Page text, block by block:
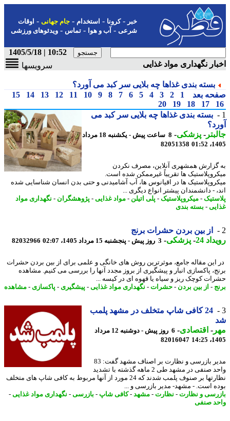
-کرونا-استخدام- جام جهانی-اوقات
شرعی-آب و هوا-تماس-ویدئوهای ورزشی
10:52 | 1405/5/18
نگهداری مواد غذایی
سرویسها
بسته بندی غذاها چه بلایی سر کبد می آورد؟
بعد
1
2
3
4
5
6
7
8
9
10
11
12
13
14
15
17
18
19
20
بسته بندی غذاها چه بلایی سر کبد می
-پزشکی-
8 ساعت پیش - یکشنبه 18 مرداد
82051358
همشهری آنلاین، مصرف نکردن
ها تقریباً غیرممکن شده است.
ها در اقیانوس ها، آب آشامیدنی و حتی بدن انسان شناسایی شده
- دانشمندان پیشتر انواع دیگری ...
-میکروپلاستیک-پلی اتیلن -مواد غذایی- پژوهشگران-
نگهداری مواد
- بسته بندی
از بین بردن حشرات برنج
24
-پزشکی-3 روز پیش - پنجشنبه 15 مرداد 1405، 02:07 82032966
مقاله جامع، موثرترین روش های خانگی و علمی برای از بین بردن حشرات
پاکسازی انبار و پیشگیری از بروز مجدد آنها را بررسی می کنیم. مشاهده
کوچک ریز و سیاه یا قهوه ای در کیسه ...
- از بین بردن-حشرات- نگهداری مواد غذایی- پیشگیری- پاکسازی- مشاهده
24 کافی شاپ متخلف در مشهد پلمب
-اقتصادی-
6 روز پیش - دوشنبه 12 مرداد
82016047
مدیر بازرسی و نظارت بر اصناف مشهد گفت: 83
واحد صنفی در مشهد طی 2 ماهه گذشته با تشدید
نظارتها بر صنوف پلمب شدند که 24 مورد از آنها مربوط به کافی شاپ های متخلف
است. - مشهد- مدیر بازرسی و ...
و نظارت- نظارت- مشهد-کافی شاپ-بازرسی -نگهداری مواد غذایی-
صنفی